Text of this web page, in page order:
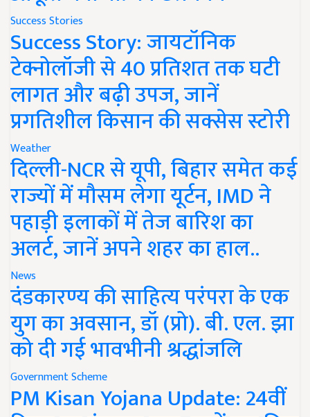
Success Stories
Success Story: जायटॉनिक
टेक्नोलॉजी से 40 प्रतिशत तक घटी
लागत और बढ़ी उपज, जानें
प्रगतिशील किसान की सक्सेस स्टोरी
Weather
दिल्ली-NCR से यूपी, बिहार समेत कई
राज्यों में मौसम लेगा यूर्टन, IMD ने
पहाड़ी इलाकों में तेज बारिश का
अलर्ट, जानें अपने शहर का हाल..
News
दंडकारण्य की साहित्य परंपरा के एक
युग का अवसान, डॉ (प्रो). बी. एल. झा
को दी गई भावभीनी श्रद्धांजलि
Government Scheme
PM Kisan Yojana Update: 24वीं